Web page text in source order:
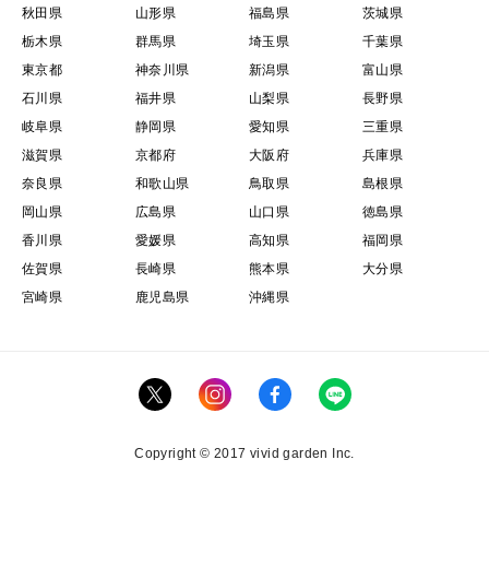
秋田県
山形県 福島県
茨城県
栃木県
群馬県 埼玉県
千葉県
東京都
神奈川県 新潟県
富山県
石川県
福井県 山梨県
長野県
岐阜県
静岡県 愛知県
三重県
滋賀県
京都府 大阪府
兵庫県
奈良県
和歌山県 鳥取県
島根県
岡山県
広島県 山口県
徳島県
香川県
愛媛県 高知県
福岡県
佐賀県
長崎県 熊本県
大分県
宮崎県
鹿児島県 沖縄県
Copyright © 2017 vivid garden Inc.